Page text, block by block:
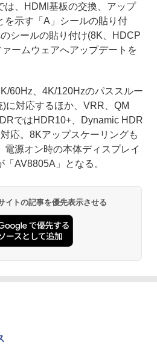
は、HDMI基板の交換、アップ
を示す「A」シールの貼り付
シールの貼り付け(8K、HDCP
ームウェアへアップデートを
60Hz、4K/120Hzのパススルー
に対応するほか、VRR、QM
ではHDR10+、Dynamic HDR
応。8Kアップスケーリングも
源オン時の本体ディスプレイ
AV8805A」となる。
イトの記事を優先表示させる